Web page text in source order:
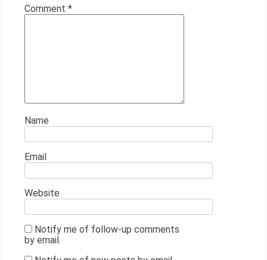
Comment *
Name
Email
Website
Notify me of follow-up comments
by email.